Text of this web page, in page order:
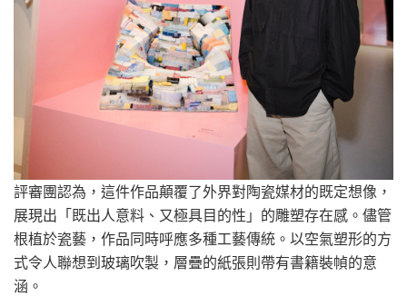
評審團認為，這件作品顛覆了外界對陶瓷媒材的既定想像，
展現出「既出人意料、又極具目的性」的雕塑存在感。儘管
根植於瓷藝，作品同時呼應多種工藝傳統。以空氣塑形的方
式令人聯想到玻璃吹製，層疊的紙張則帶有書籍裝幀的意
涵。